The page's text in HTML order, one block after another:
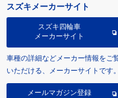
スズキメーカーサイト
スズキ四輪車
メーカーサイト
車種の詳細などメーカー情報をご
いただける、メーカーサイトです。
メールマガジン登録